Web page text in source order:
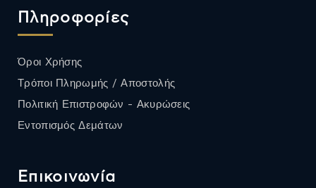
Πληροφορίες
Όροι Χρήσης
Τρόποι Πληρωμής / Αποστολής
Πολιτική Επιστροφών - Ακυρώσεις
Εντοπισμός Δεμάτων
Επικοινωνία